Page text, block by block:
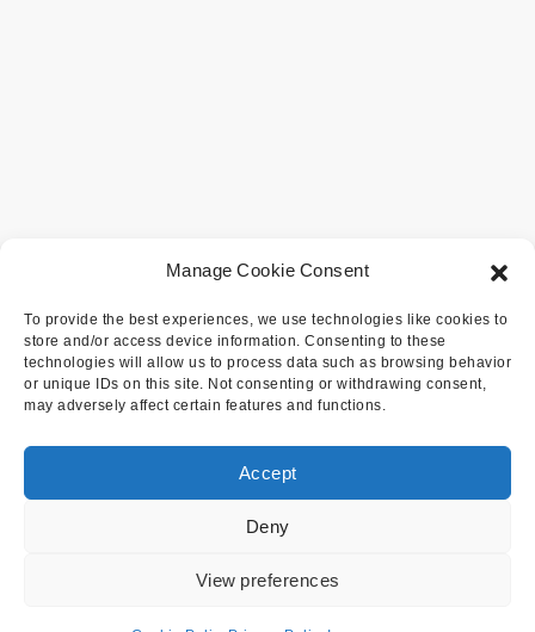
Manage Cookie Consent
To provide the best experiences, we use technologies like cookies to
store and/or access device information. Consenting to these
technologies will allow us to process data such as browsing behavior
or unique IDs on this site. Not consenting or withdrawing consent,
may adversely affect certain features and functions.
Accept
Deny
View preferences